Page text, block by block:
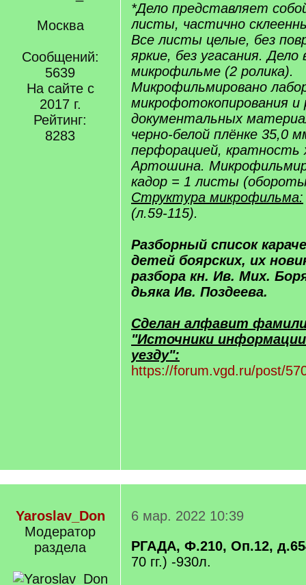
Москва
Сообщений:
5639
На сайте с
2017 г.
Рейтинг:
8283
*Дело представляет
листы, частично
Все листы целые, без
яркие, без угасания.
микрофильме (2 ролика).
Микрофильмировано
микрофотокопирования и
документальных
черно-белой плёнке 35,0
перфорацией, кратность
Артошина.
кадор = 1 листы
Структура микрофильма:
(л.59-115).
Разборный список
детей боярских, их
разбора кн. Ив. Мих.
дьяка Ив. Поздеева.
Сделан алфавит
"Источники информации
уезду":
https://forum.vgd.ru/post/
Yaroslav_Don
Модератор
раздела
6 мар. 2022 10:39
РГАДА, Ф.210, Оп.12,
70 гг.) -930л.